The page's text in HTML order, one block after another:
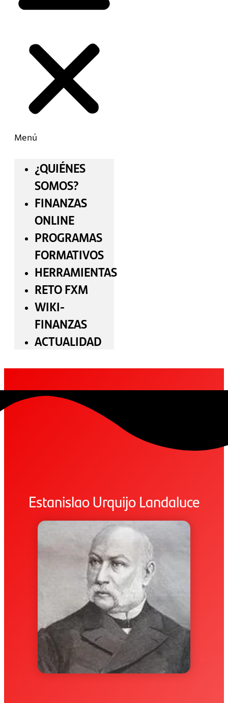
Menú
¿QUIÉNES
SOMOS?
FINANZAS
ONLINE
PROGRAMAS
FORMATIVOS
HERRAMIENTAS
RETO FXM
WIKI-
FINANZAS
ACTUALIDAD
Estanislao Urquijo Landaluce